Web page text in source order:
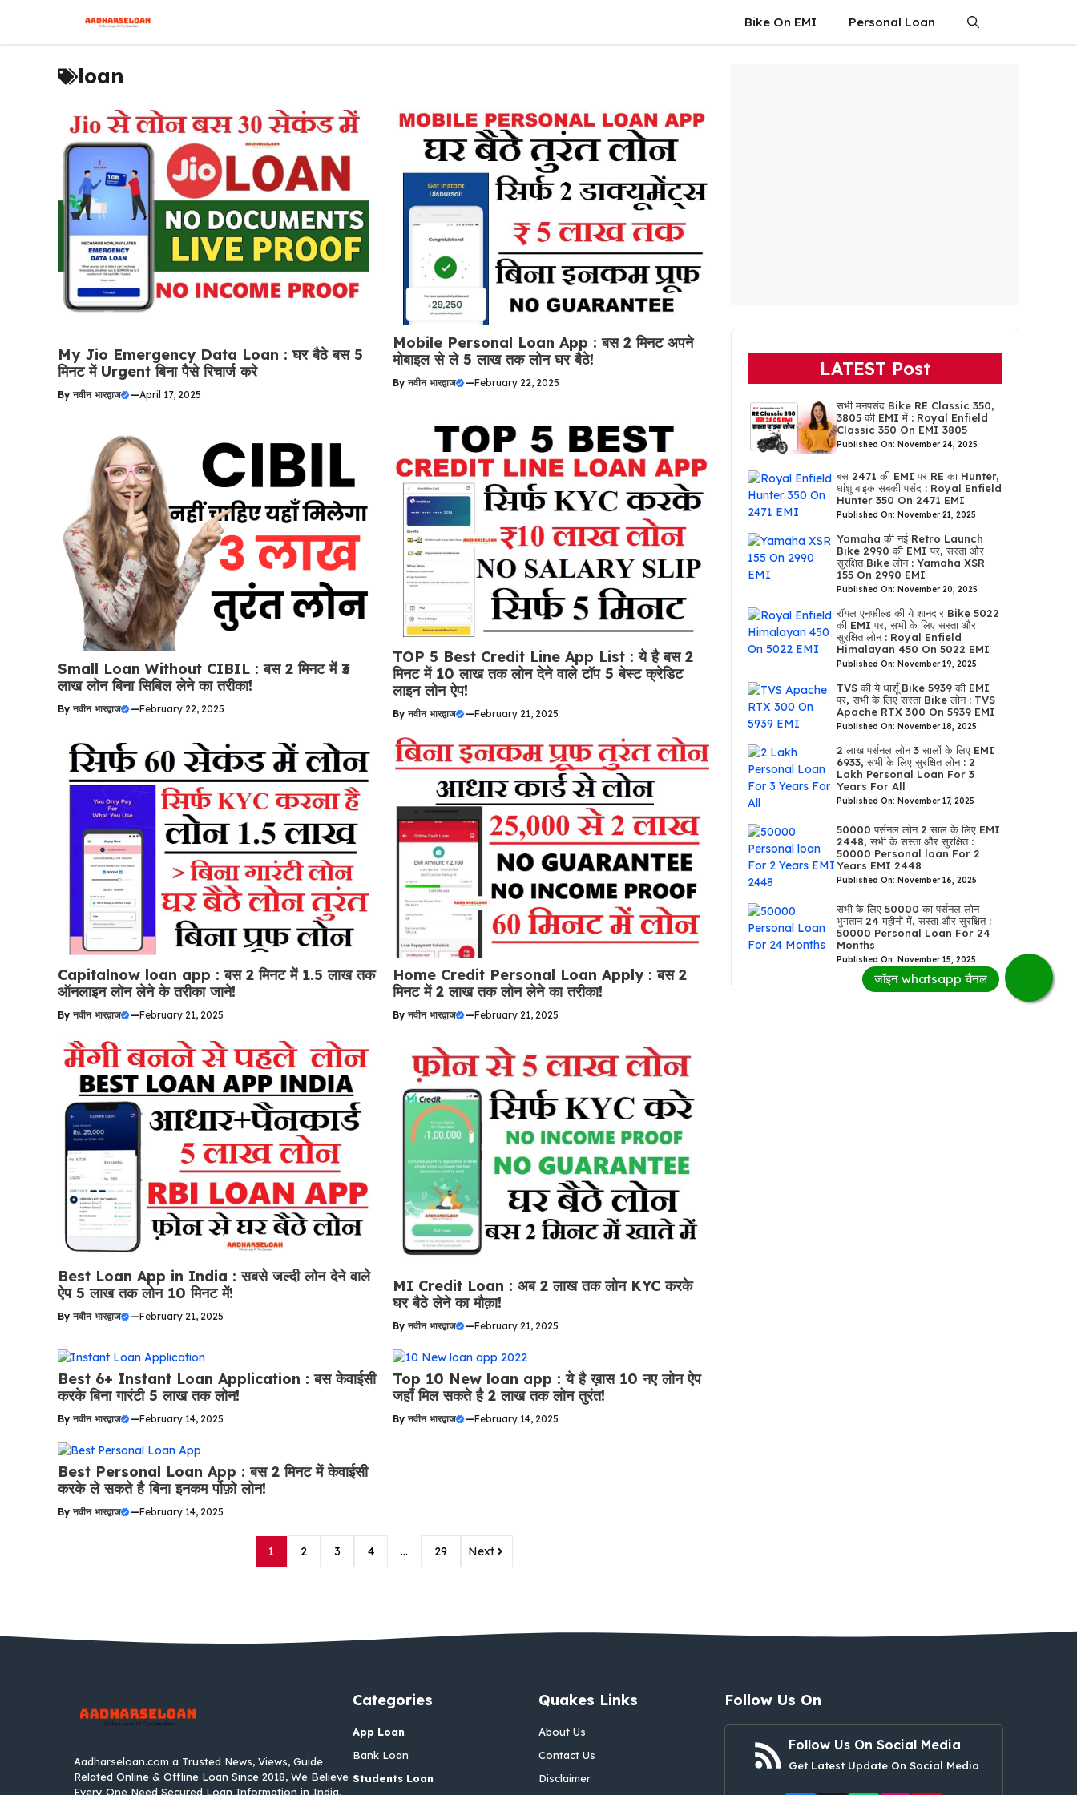
content
Bike On EMI Personal Loan
loan
My Jio Emergency Data Loan : घर बैठे बस 5
मिनट में Urgent बिना पैसे रिचार्ज करे
By नवीन भारद्वाज —April 17, 2025
Mobile Personal Loan App : बस 2 मिनट अपने
मोबाइल से ले 5 लाख तक लोन घर बैठे!
By नवीन भारद्वाज —February 22, 2025
Small Loan Without CIBIL : बस 2 मिनट में ₹3
लाख लोन बिना सिबिल लेने का तरीका!
By नवीन भारद्वाज —February 22, 2025
TOP 5 Best Credit Line App List : ये है बस 2
मिनट में 10 लाख तक लोन देने वाले टॉप 5 बेस्ट क्रेडिट
लाइन लोन ऐप!
By नवीन भारद्वाज —February 21, 2025
Capitalnow loan app : बस 2 मिनट में 1.5 लाख तक
ऑनलाइन लोन लेने के तरीका जाने!
By नवीन भारद्वाज —February 21, 2025
Home Credit Personal Loan Apply : बस 2
मिनट में 2 लाख तक लोन लेने का तरीका!
By नवीन भारद्वाज —February 21, 2025
Best Loan App in India : सबसे जल्दी लोन देने वाले
ऐप 5 लाख तक लोन 10 मिनट में!
By नवीन भारद्वाज —February 21, 2025
MI Credit Loan : अब 2 लाख तक लोन KYC करके
घर बैठे लेने का मौक़ा!
By नवीन भारद्वाज —February 21, 2025
Best 6+ Instant Loan Application : बस केवाईसी
करके बिना गारंटी 5 लाख तक लोन!
By नवीन भारद्वाज —February 14, 2025
Top 10 New loan app : ये है ख़ास 10 नए लोन ऐप
जहाँ मिल सकते है 2 लाख तक लोन तुरंत!
By नवीन भारद्वाज —February 14, 2025
Best Personal Loan App : बस 2 मिनट में केवाईसी
करके ले सकते है बिना इनकम र्पोफ़ो लोन!
By नवीन भारद्वाज —February 14, 2025
1 2 3 4 … 29 Next
LATEST Post
सभी मनपसंद Bike RE Classic 350,
3805 की EMI में : Royal Enfield
Classic 350 On EMI 3805
Published On: November 24, 2025
बस 2471 की EMI पर RE का Hunter,
धांशु बाइक सबकी पसंद : Royal Enfield
Hunter 350 On 2471 EMI
Published On: November 21, 2025
Yamaha की नई Retro Launch
Bike 2990 की EMI पर, सस्ता और
सुरक्षित Bike लोन : Yamaha XSR
155 On 2990 EMI
Published On: November 20, 2025
रॉयल एनफील्ड की ये शानदार Bike 5022
की EMI पर, सभी के लिए सस्ता और
सुरक्षित लोन : Royal Enfield
Himalayan 450 On 5022 EMI
Published On: November 19, 2025
TVS की ये धाशूँ Bike 5939 की EMI
पर, सभी के लिए सस्ता Bike लोन : TVS
Apache RTX 300 On 5939 EMI
Published On: November 18, 2025
2 लाख पर्सनल लोन 3 सालों के लिए EMI
6933, सभी के लिए सुरक्षित लोन : 2
Lakh Personal Loan For 3
Years For All
Published On: November 17, 2025
50000 पर्सनल लोन 2 साल के लिए EMI
2448, सभी के सस्ता और सुरक्षित :
50000 Personal loan For 2
Years EMI 2448
Published On: November 16, 2025
सभी के लिए 50000 का पर्सनल लोन
भुगतान 24 महीनों में, सस्ता और सुरक्षित :
50000 Personal Loan For 24
Months
Published On: November 15, 2025
Aadharseloan.com a Trusted News, Views, Guide
Related Online & Offline Loan Since 2018, We Believe
Every One Need Secured Loan Information in India,
Categories
App Loan
Bank Loan
Students Loan
Quakes Links
About Us
Contact Us
Disclaimer
Follow Us On
Follow Us On Social Media
Get Latest Update On Social Media